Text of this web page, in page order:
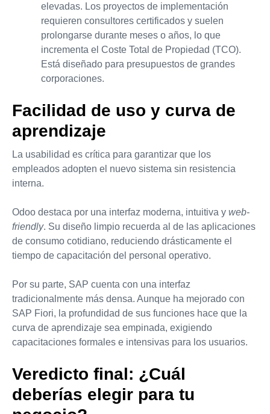
elevadas. Los proyectos de implementación
requieren consultores certificados y suelen
prolongarse durante meses o años, lo que
incrementa el Coste Total de Propiedad (TCO).
Está diseñado para presupuestos de grandes
corporaciones.
Facilidad de uso y curva de
aprendizaje
La usabilidad es crítica para garantizar que los
empleados adopten el nuevo sistema sin resistencia
interna.
Odoo destaca por una interfaz moderna, intuitiva y web-
friendly. Su diseño limpio recuerda al de las aplicaciones
de consumo cotidiano, reduciendo drásticamente el
tiempo de capacitación del personal operativo.
Por su parte, SAP cuenta con una interfaz
tradicionalmente más densa. Aunque ha mejorado con
SAP Fiori, la profundidad de sus funciones hace que la
curva de aprendizaje sea empinada, exigiendo
capacitaciones formales e intensivas para los usuarios.
Veredicto final: ¿Cuál
deberías elegir para tu